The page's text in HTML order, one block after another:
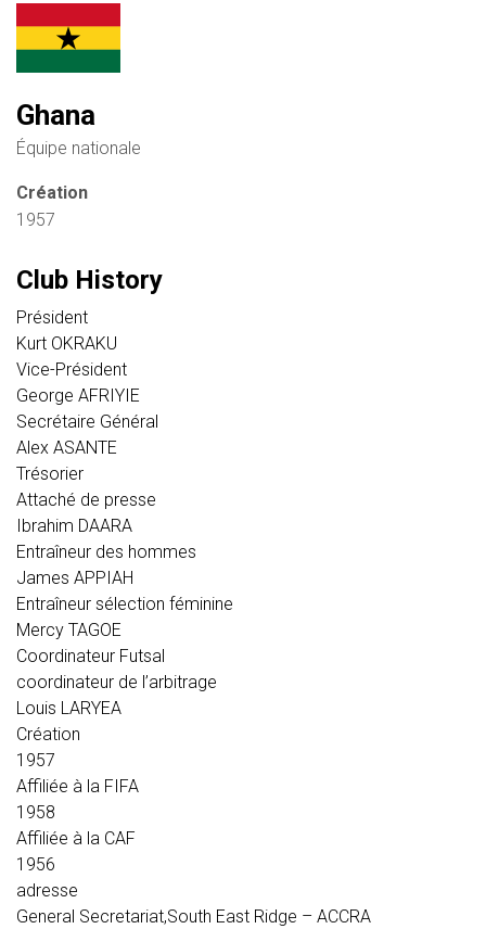
Ghana
Équipe nationale
Création
1957
Club History
Président
Kurt OKRAKU
Vice-Président
George AFRIYIE
Secrétaire Général
Alex ASANTE
Trésorier
Attaché de presse
Ibrahim DAARA
Entraîneur des hommes
James APPIAH
Entraîneur sélection féminine
Mercy TAGOE
Coordinateur Futsal
coordinateur de l’arbitrage
Louis LARYEA
Création
1957
Affiliée à la FIFA
1958
Affiliée à la CAF
1956
adresse
General Secretariat,South East Ridge – ACCRA